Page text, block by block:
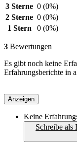
3 Sterne 0 (0%)
2 Sterne 0 (0%)
1 Stern
0 (0%)
3 Bewertungen
Es gibt noch keine
Erfahrungsberichte in
Anzeigen
Keine
Schreibe als